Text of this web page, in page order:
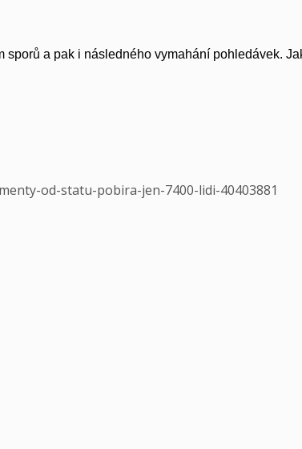
sporů a pak i následného vymahání pohledávek.
od-statu-pobira-jen-7400-lidi-40403881